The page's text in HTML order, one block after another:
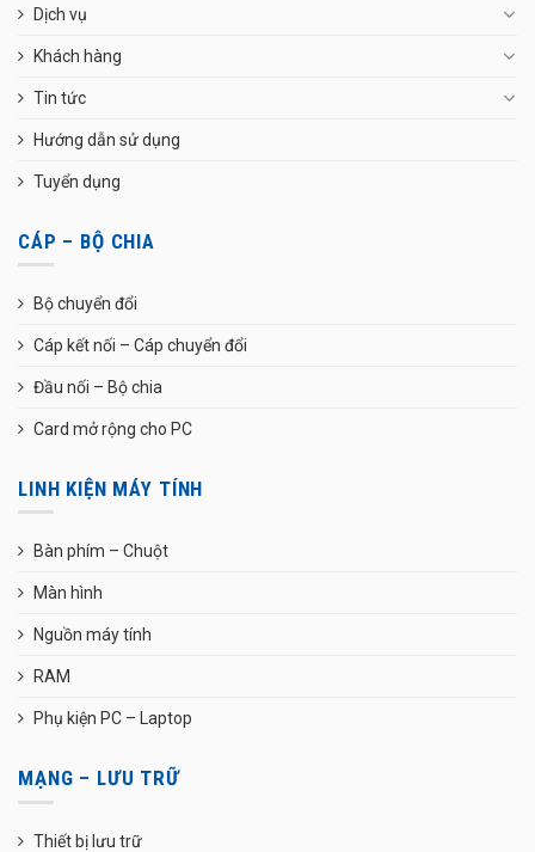
Dịch vụ
Khách hàng
Tin tức
Hướng dẫn sử dụng
Tuyển dụng
CÁP – BỘ CHIA
Bộ chuyển đổi
Cáp kết nối – Cáp chuyển đổi
Đầu nối – Bộ chia
Card mở rộng cho PC
LINH KIỆN MÁY TÍNH
Bàn phím – Chuột
Màn hình
Nguồn máy tính
RAM
Phụ kiện PC – Laptop
MẠNG – LƯU TRỮ
Thiết bị lưu trữ